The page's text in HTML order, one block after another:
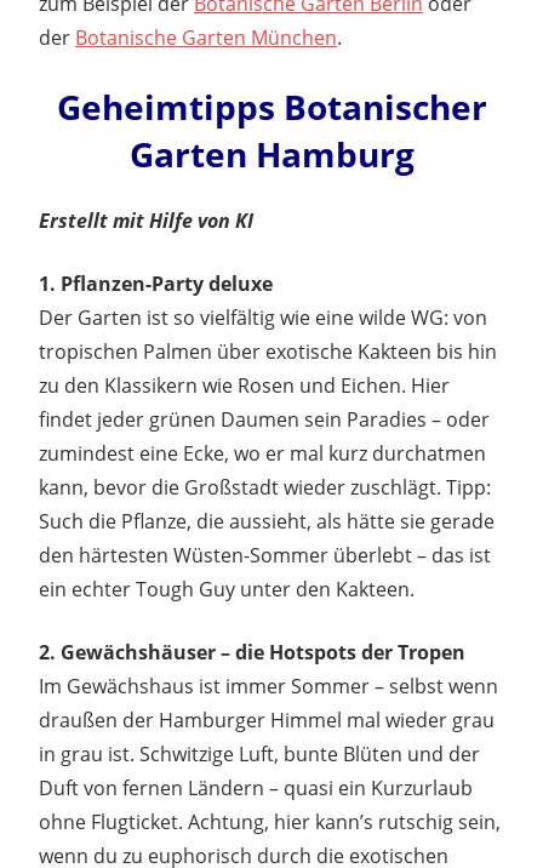
der Botanische Garten München.
Geheimtipps Botanischer
Garten Hamburg
Erstellt mit Hilfe von KI
1. Pflanzen-Party deluxe
Der Garten ist so vielfältig wie eine wilde WG: von
tropischen Palmen über exotische Kakteen bis hin
zu den Klassikern wie Rosen und Eichen. Hier
findet jeder grünen Daumen sein Paradies – oder
zumindest eine Ecke, wo er mal kurz durchatmen
kann, bevor die Großstadt wieder zuschlägt. Tipp:
Such die Pflanze, die aussieht, als hätte sie gerade
den härtesten Wüsten-Sommer überlebt – das ist
ein echter Tough Guy unter den Kakteen.
2. Gewächshäuser – die Hotspots der Tropen
Im Gewächshaus ist immer Sommer – selbst wenn
draußen der Hamburger Himmel mal wieder grau
in grau ist. Schwitzige Luft, bunte Blüten und der
Duft von fernen Ländern – quasi ein Kurzurlaub
ohne Flugticket. Achtung, hier kann’s rutschig sein,
wenn du zu euphorisch durch die exotischen